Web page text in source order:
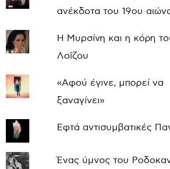
ανέκδοτα του 19ου
Η Μυρσίνη και η κόρη
Λοΐζου
«Αφού έγινε, μπορεί να
ξαναγίνει»
Εφτά αντισυμβατικές
Ένας ύμνος του